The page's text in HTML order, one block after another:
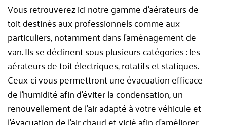
Vous retrouverez ici notre gamme d’aérateurs de
toit destinés aux professionnels comme aux
particuliers, notamment dans l’aménagement de
van. Ils se déclinent sous plusieurs catégories : les
aérateurs de toit électriques, rotatifs et statiques.
Ceux-ci vous permettront une évacuation efficace
de l’humidité afin d’éviter la condensation, un
renouvellement de l’air adapté à votre véhicule et